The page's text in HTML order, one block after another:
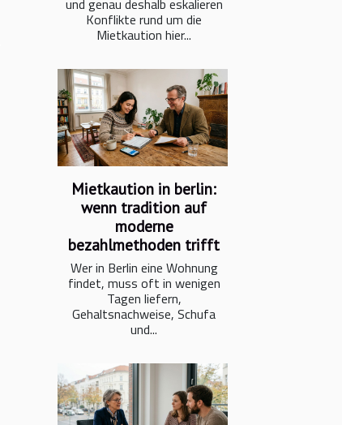
und genau deshalb eskalieren
Konflikte rund um die
Mietkaution hier...
Mietkaution in berlin:
wenn tradition auf
moderne
bezahlmethoden trifft
Wer in Berlin eine Wohnung
findet, muss oft in wenigen
Tagen liefern,
Gehaltsnachweise, Schufa
und...